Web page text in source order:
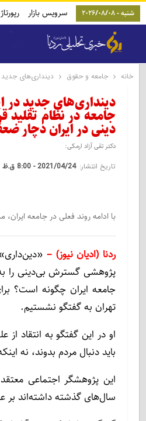
شنبه - 2026/08/08 سرویس بازار
خانه جامعه و حقوق دینداری‌های
دینداری‌های جدید در
جامعه در نظام
دینی در ایران دچار
دکتر تقی آزاد ارمکی:
تاریخ انتشار: 2021/04/24 - 8:00 ق.ظ
با ادامه روند فعلی در جامعه
ردنا (ادیان نیوز) –
پژوهشی گسترش بی‌دینی را
جامعه ایران چگونه است؟
تهران به گفتگو نشستیم.
او در این گفتگو به انتقاد
باید دنبال مردم بدوند، نه
این پژوهشگر اجتماعی
سال‌های گذشته داشته‌اند بر